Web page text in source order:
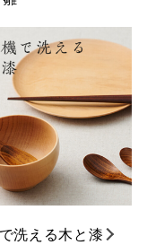
洗える木と漆